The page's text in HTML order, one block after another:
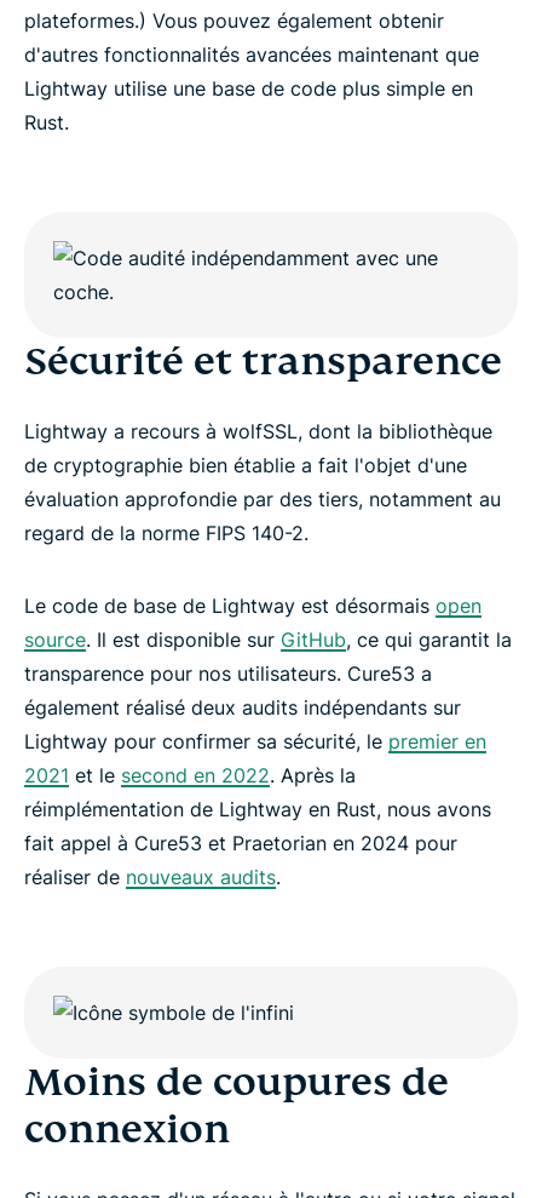
plateformes.) Vous pouvez également obtenir
d'autres fonctionnalités avancées maintenant que
Lightway utilise une base de code plus simple en
Rust.
Sécurité et transparence
Lightway a recours à wolfSSL, dont la bibliothèque
de cryptographie bien établie a fait l'objet d'une
évaluation approfondie par des tiers, notamment au
regard de la norme FIPS 140-2.
Le code de base de Lightway est désormais open
source. Il est disponible sur GitHub, ce qui garantit la
transparence pour nos utilisateurs. Cure53 a
également réalisé deux audits indépendants sur
Lightway pour confirmer sa sécurité, le premier en
2021 et le second en 2022. Après la
réimplémentation de Lightway en Rust, nous avons
fait appel à Cure53 et Praetorian en 2024 pour
réaliser de nouveaux audits.
Moins de coupures de
connexion